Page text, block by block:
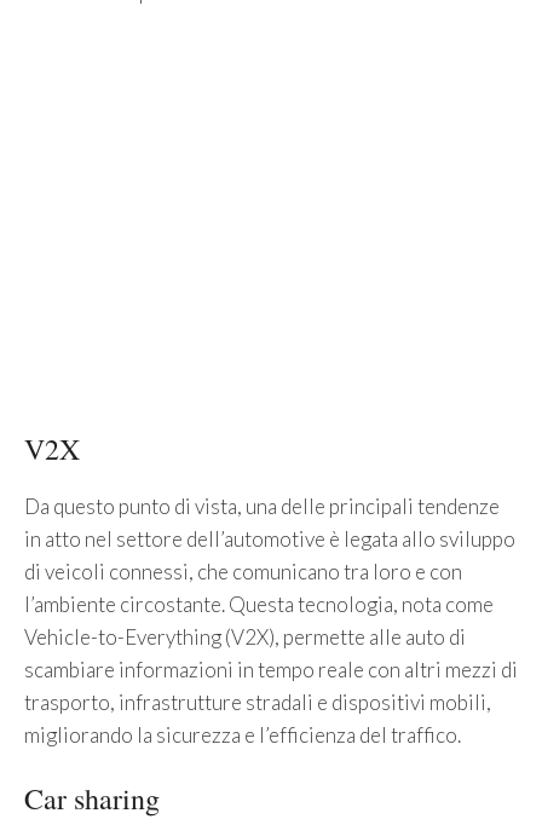
V2X
Da questo punto di vista, una delle principali tendenze
in atto nel settore dell’automotive è legata allo sviluppo
di veicoli connessi, che comunicano tra loro e con
l’ambiente circostante. Questa tecnologia, nota come
Vehicle-to-Everything (V2X), permette alle auto di
scambiare informazioni in tempo reale con altri mezzi di
trasporto, infrastrutture stradali e dispositivi mobili,
migliorando la sicurezza e l’efficienza del traffico.
Car sharing